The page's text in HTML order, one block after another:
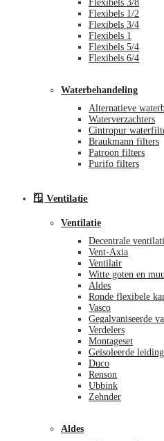
Flexibels 3/8
Flexibels 1/2
Flexibels 3/4
Flexibels 1
Flexibels 5/4
Flexibels 6/4
Waterbehandeling
Alternatieve
Waterverzachters
Cintropur
Braukmann filters
Patroon filters
Purifo filters
🪟 Ventilatie
Ventilatie
Decentrale
Vent-Axia
Ventilair
Witte goten en
Aldes
Ronde flexibele
Vasco
Gegalvaniseerde
Verdelers
Montageset
Geïsoleerde
Duco
Renson
Ubbink
Zehnder
Aldes